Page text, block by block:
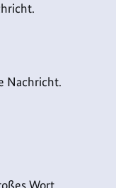
Nachricht.
Wort.